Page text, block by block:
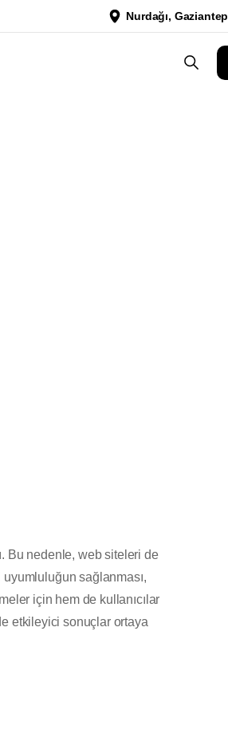
Nurdağı, Gaziantep
Bu nedenle, web siteleri de
sağlanması,
için hem de kullanıcılar
etkileyici sonuçlar ortaya